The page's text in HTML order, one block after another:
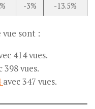
-3% -13.5%
sont :
414 vues.
398 vues.
avec 347 vues.